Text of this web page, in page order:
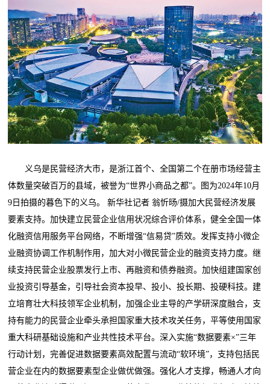
义乌是民营经济大市，是浙江首个、全国第二个在册市场经营主
体数量突破百万的县域，被誉为“世界小商品之都”。图为2024年10月
9日拍摄的暮色下的义乌。 新华社记者 翁忻旸/摄加大民营经济发展
要素支持。加快建立民营企业信用状况综合评价体系，健全全国一体
化融资信用服务平台网络，不断增强“信易贷”质效。发挥支持小微企
业融资协调工作机制作用，加大对小微民营企业的融资支持力度。继
续支持民营企业股票发行上市、再融资和债券融资。加快组建国家创
业投资引导基金，引导社会资本投早、投小、投长期、投硬科技。建
立培育壮大科技领军企业机制，加强企业主导的产学研深度融合，支
持有能力的民营企业牵头承担国家重大技术攻关任务，平等使用国家
重大科研基础设施和产业共性技术平台。深入实施“数据要素×”三年
行动计划，完善促进数据要素高效配置与流动“软环境”，支持包括民
营企业在内的数据要素型企业做优做强。强化人才支撑，畅通人才向